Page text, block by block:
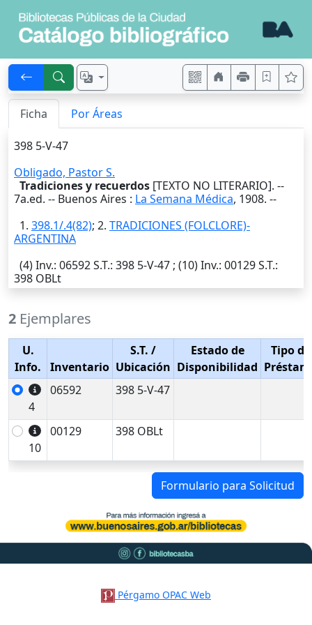
Ficha Por Áreas
398 5-V-47
Obligado, Pastor S.
Tradiciones y recuerdos [TEXTO NO LITERARIO]. --
7a.ed. -- Buenos Aires : La Semana Médica, 1908. --
1. 398.1/.4(82); 2. TRADICIONES (FOLCLORE)-
ARGENTINA
(4)Inv.: 06592S.T.: 398 5-V-47 ; (10)Inv.: 00129S.T.:
398 OBLt
2 Ejemplares
U.
Info.
Inventario
S.T. /
Ubicación
Estado de
Disponibilidad
Tipo de
4
06592 398 5-V-47
10
00129 398 OBLt
Formulario para Solicitud
Pérgamo OPAC Web